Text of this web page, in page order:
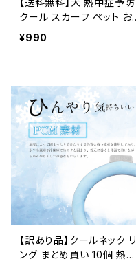
【送料無料】犬 熱中症予防
クール スカーフ ペット お
揃い ネッククーラー 冷却
¥990
【訳あり品】クールネック リ
ング まとめ買い 10個 熱中